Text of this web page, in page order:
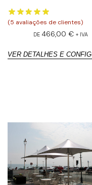
(5 avaliações de clientes)
DE 466,00 € + IVA
VER DETALHES E